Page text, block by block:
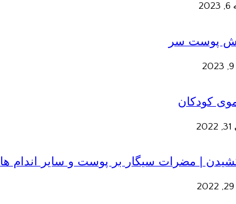
پوست سر
کودکان
| مضرات سیگار بر پوست و سایر اندام ها